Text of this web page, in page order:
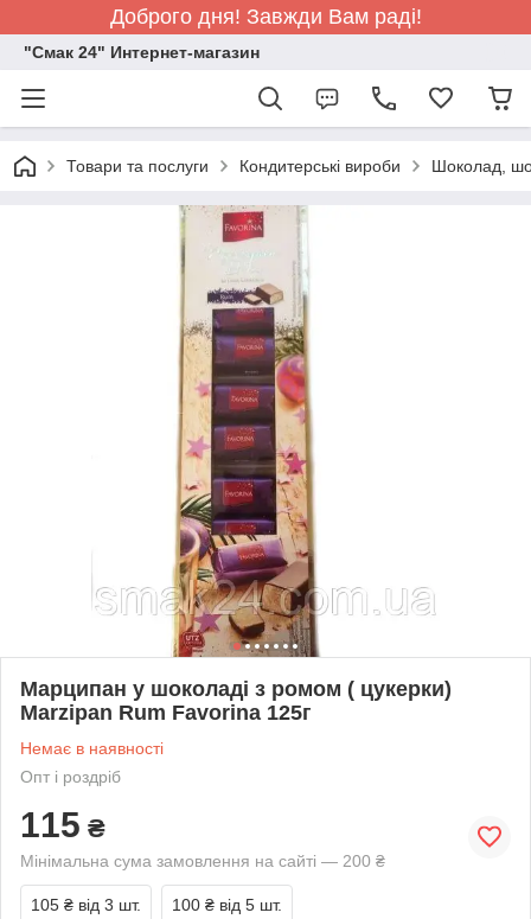
Доброго дня! Завжди Вам раді!
"Смак 24" Интернет-магазин
Товари та послуги Кондитерські вироби Шоколад,
Марципан у шоколаді з ромом ( цукерки)
Marzipan Rum Favorina 125г
Немає в наявності
Опт і роздріб
115 ₴
Мінімальна сума замовлення на сайті — 200 ₴
105 ₴ від 3 шт. 100 ₴ від 5 шт.